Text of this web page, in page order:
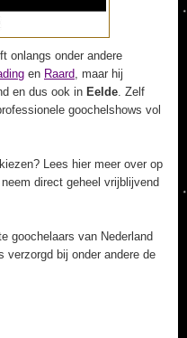
onlangs onder andere
en Raard, maar hij
en dus ook in Eelde. Zelf
goochelshows vol
Lees hier meer over op
direct geheel vrijblijvend
goochelaars van Nederland
verzorgd bij onder andere de